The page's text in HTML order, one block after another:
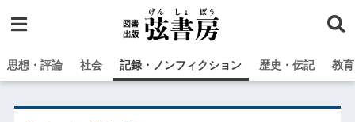
思想・評論 社会 記録・ノンフィクション 歴史・伝記 教